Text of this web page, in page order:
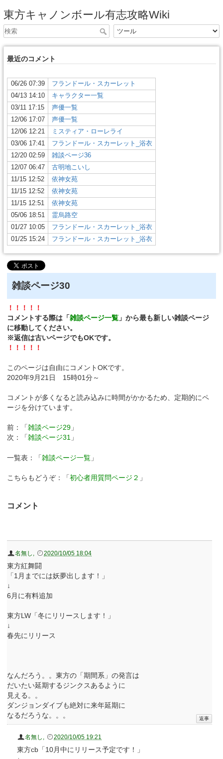
東方キャノンボール有志攻略Wiki
最近のコメント
06/26 07:39
フランドール・スカーレット
04/13 14:10
キャラクター一覧
03/11 17:15
声優一覧
12/06 17:07
声優一覧
12/06 12:21
ミスティア・ローレライ
03/06 17:41
フランドール・スカーレット_浴衣
12/20 02:59
雑談ページ36
12/07 06:47
古明地こいし
11/15 12:52
依神女苑
11/15 12:52
依神女苑
11/15 12:51
依神女苑
05/06 18:51
霊烏路空
01/27 10:05
フランドール・スカーレット_浴衣
01/25 15:24
フランドール・スカーレット_浴衣
雑談ページ30
！！！！！
コメントする際は「雑談ページ一覧 」から最も新しい雑談ページ
に移動してください。
※返信は古いページでもOKです。
！！！！！
このページは自由にコメントOKです。
2020年9月21日 15時01分～
コメントが多くなると読み込みに時間がかかるため、定期的にペ
ージを分けています。
前：「雑談ページ29 」
次：「雑談ページ31 」
一覧表：「雑談ページ一覧 」
こちらもどうぞ：「初心者用質問ページ２ 」
コメント
名無し 2020/10/05 18:04
東方紅舞闘
「1月までには妖夢出します！」
↓
6月に有料追加
東方LW「冬にリリースします！」
↓
春先にリリース
なんだろう。。東方の「期間系」の発言は
だいたい延期するジンクスあるように
見える。。
ダンジョンダイブも絶対に来年延期に
なるだろうな。。。
名無し 2020/10/05 19:21
東方cb「10月中にリリース予定です！」